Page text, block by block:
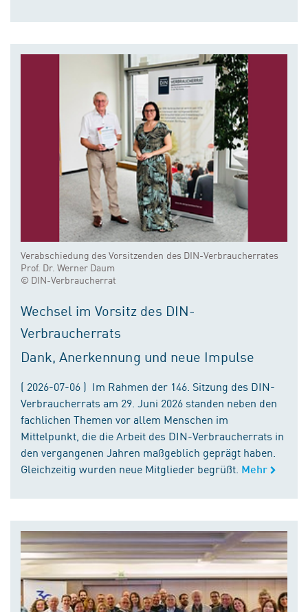
Verabschiedung des Vorsitzenden des DIN-Verbraucherrates
Prof. Dr. Werner Daum
© DIN-Verbraucherrat
Wechsel im Vorsitz des DIN-
Verbraucherrats
Dank, Anerkennung und neue Impulse
( 2026-07-06 ) Im Rahmen der 146. Sitzung des DIN-
Verbraucherrats am 29. Juni 2026 standen neben den
fachlichen Themen vor allem Menschen im
Mittelpunkt, die die Arbeit des DIN-Verbraucherrats in
den vergangenen Jahren maßgeblich geprägt haben.
Gleichzeitig wurden neue Mitglieder begrüßt. Mehr